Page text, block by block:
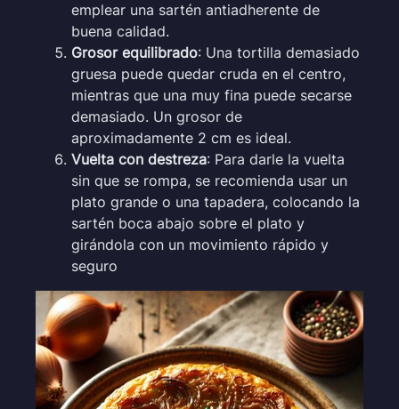
emplear una sartén antiadherente de
buena calidad.
Grosor equilibrado: Una tortilla demasiado
gruesa puede quedar cruda en el centro,
mientras que una muy fina puede secarse
demasiado. Un grosor de
aproximadamente 2 cm es ideal.
Vuelta con destreza: Para darle la vuelta
sin que se rompa, se recomienda usar un
plato grande o una tapadera, colocando la
sartén boca abajo sobre el plato y
girándola con un movimiento rápido y
seguro